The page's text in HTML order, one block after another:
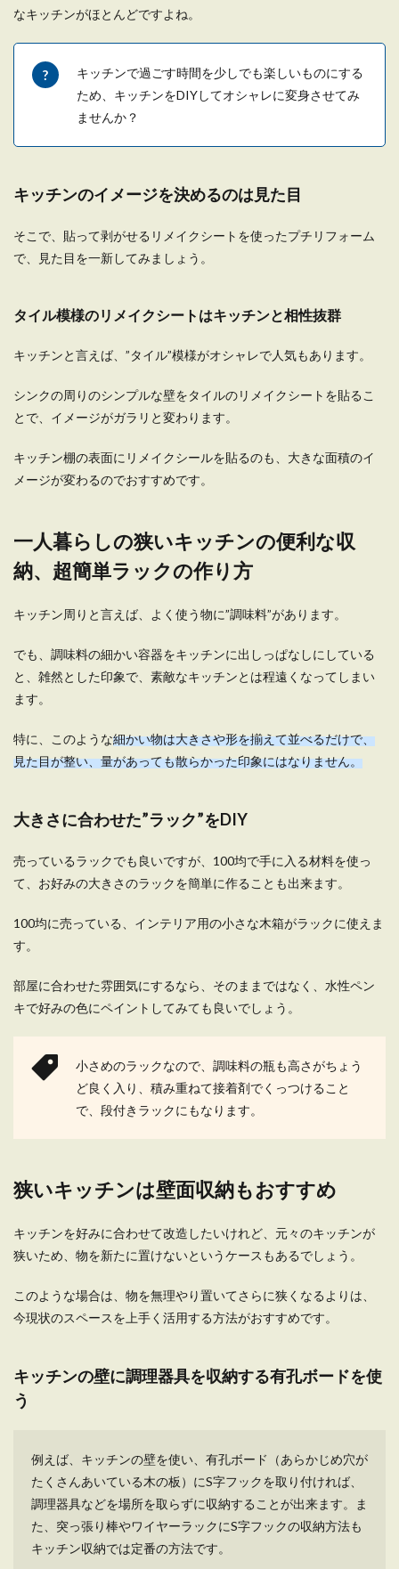
間と洗濯のタイミング
り、洗濯機を回したいけど、「こんな遅い時間に
洗濯機...
養を摂れるメニューをご紹介
るために自炊しようと思っても料理が苦手だと諦
めてしまうの...
と防犯対策・注意点を解説
一人暮らしをすることになった女性の中には、一
人暮らしを怖いと感じている人もいるのではない
でしょうか。...
一人暮らしだと、1パックの味噌を買っても使い
切れないことがほとんど。 気付いた時には賞味期
一人暮らしを始める人におすすめのロ
これから一人暮らしを始める人は、狭い部屋でど
う快適に過ごすかについて考えるのではないでし
ょうか。 ...
ならない時間帯と洗濯頻度
した後などの遅い時間でないと、洗濯ができない
一人暮らしにタンスは不要！狭い部屋
これから一人暮らしを始る場合には、新しい部屋
で揃えるものをいろいろとリストアップしますよ
ね。 必要...
一人暮らしの台所が狭い問題こうした
ら使いやすくなります
一人暮らしの狭い台所を使い勝手よくするにはど
うしたらいいのでしょうか？物を置きすぎないこ
なキッチンがほとんどですよね。
キッチンで過ごす時間を少しでも楽しいものにする
ため、キッチンをDIYしてオシャレに変身させてみ
ませんか？
キッチンのイメージを決めるのは見た目
そこで、貼って剥がせるリメイクシートを使ったプチリフォーム
で、見た目を一新してみましょう。
タイル模様のリメイクシートはキッチンと相性抜群
キッチンと言えば、”タイル”模様がオシャレで人気もあります。
シンクの周りのシンプルな壁をタイルのリメイクシートを貼るこ
とで、イメージがガラリと変わります。
キッチン棚の表面にリメイクシールを貼るのも、大きな面積のイ
メージが変わるのでおすすめです。
一人暮らしの狭いキッチンの便利な収
納、超簡単ラックの作り方
キッチン周りと言えば、よく使う物に”調味料”があります。
でも、調味料の細かい容器をキッチンに出しっぱなしにしている
と、雑然とした印象で、素敵なキッチンとは程遠くなってしまい
ます。
特に、このような細かい物は大きさや形を揃えて並べるだけで、
見た目が整い、量があっても散らかった印象にはなりません。
大きさに合わせた”ラック”をDIY
売っているラックでも良いですが、100均で手に入る材料を使っ
て、お好みの大きさのラックを簡単に作ることも出来ます。
100均に売っている、インテリア用の小さな木箱がラックに使えま
す。
部屋に合わせた雰囲気にするなら、そのままではなく、水性ペン
キで好みの色にペイントしてみても良いでしょう。
小さめのラックなので、調味料の瓶も高さがちょう
ど良く入り、積み重ねて接着剤でくっつけること
で、段付きラックにもなります。
狭いキッチンは壁面収納もおすすめ
キッチンを好みに合わせて改造したいけれど、元々のキッチンが
狭いため、物を新たに置けないというケースもあるでしょう。
このような場合は、物を無理やり置いてさらに狭くなるよりは、
今現状のスペースを上手く活用する方法がおすすめです。
キッチンの壁に調理器具を収納する有孔ボードを使
う
例えば、キッチンの壁を使い、有孔ボード（あらかじめ穴が
たくさんあいている木の板）にS字フックを取り付ければ、
調理器具などを場所を取らずに収納することが出来ます。ま
た、突っ張り棒やワイヤーラックにS字フックの収納方法も
キッチン収納では定番の方法です。